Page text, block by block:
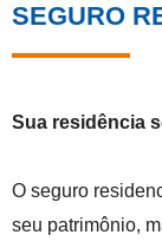
SEGURO
Sua residência
O seguro
seu patrimônio,